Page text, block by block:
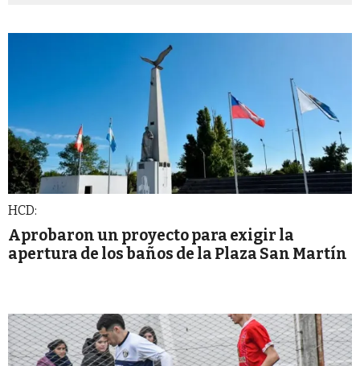
HCD:
Aprobaron un proyecto para exigir la
apertura de los baños de la Plaza San Martín